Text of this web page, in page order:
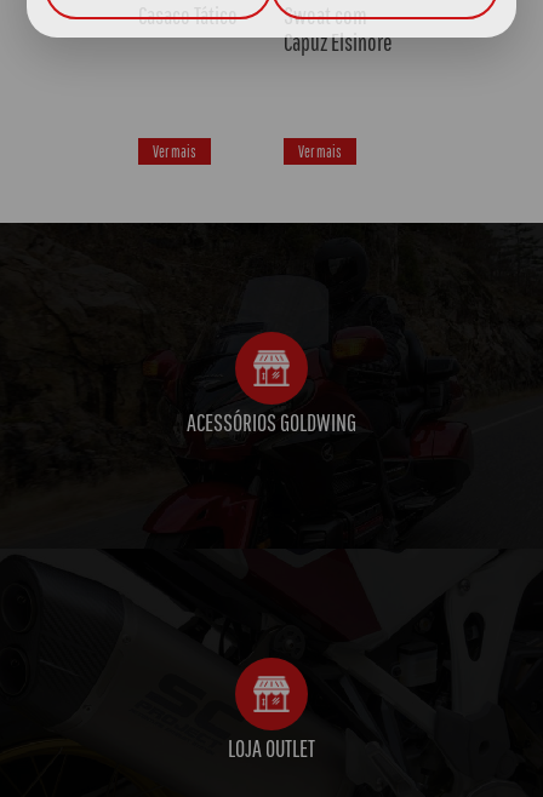
Sweat com
capuz Sunset
Ver mais
Sweat com
capuz Custom
Ver mais
ACESSÓRIOS GOLDWING
LOJA OUTLET